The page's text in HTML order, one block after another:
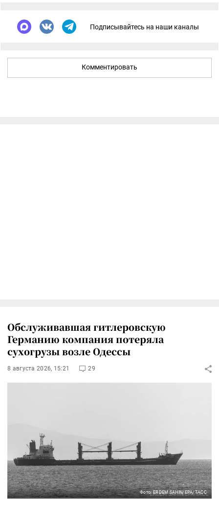
Подписывайтесь на наши каналы
Комментировать
Обслуживавшая гитлеровскую
Германию компания потеряла
сухогрузы возле Одессы
8 августа 2026, 15:21 29
Фото: ERDEM SAHIN/EPA/ТАСС